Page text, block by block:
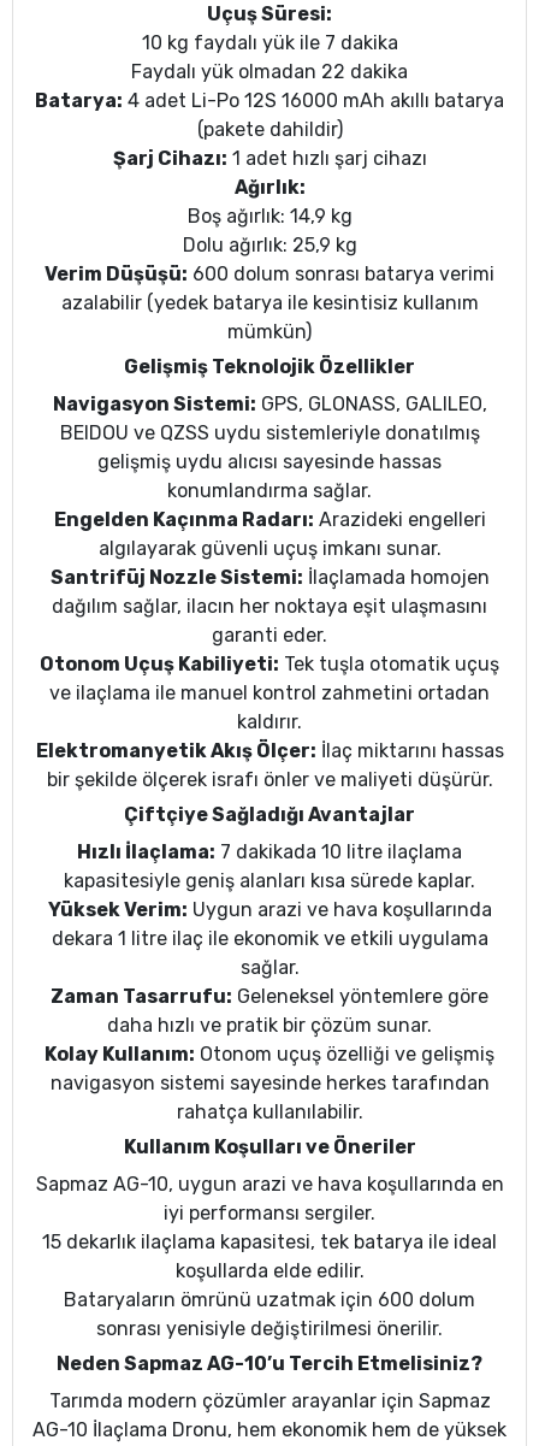
Uçuş Süresi:
10 kg faydalı yük ile 7 dakika
Faydalı yük olmadan 22 dakika
Batarya: 4 adet Li-Po 12S 16000 mAh akıllı batarya
(pakete dahildir)
Şarj Cihazı: 1 adet hızlı şarj cihazı
Ağırlık:
Boş ağırlık: 14,9 kg
Dolu ağırlık: 25,9 kg
Verim Düşüşü: 600 dolum sonrası batarya verimi
azalabilir (yedek batarya ile kesintisiz kullanım
mümkün)
Gelişmiş Teknolojik Özellikler
Navigasyon Sistemi: GPS, GLONASS, GALILEO,
BEIDOU ve QZSS uydu sistemleriyle donatılmış
gelişmiş uydu alıcısı sayesinde hassas
konumlandırma sağlar.
Engelden Kaçınma Radarı: Arazideki engelleri
algılayarak güvenli uçuş imkanı sunar.
Santrifüj Nozzle Sistemi: İlaçlamada homojen
dağılım sağlar, ilacın her noktaya eşit ulaşmasını
garanti eder.
Otonom Uçuş Kabiliyeti: Tek tuşla otomatik uçuş
ve ilaçlama ile manuel kontrol zahmetini ortadan
kaldırır.
Elektromanyetik Akış Ölçer: İlaç miktarını hassas
bir şekilde ölçerek israfı önler ve maliyeti düşürür.
Çiftçiye Sağladığı Avantajlar
Hızlı İlaçlama: 7 dakikada 10 litre ilaçlama
kapasitesiyle geniş alanları kısa sürede kaplar.
Yüksek Verim: Uygun arazi ve hava koşullarında
dekara 1 litre ilaç ile ekonomik ve etkili uygulama
sağlar.
Zaman Tasarrufu: Geleneksel yöntemlere göre
daha hızlı ve pratik bir çözüm sunar.
Kolay Kullanım: Otonom uçuş özelliği ve gelişmiş
navigasyon sistemi sayesinde herkes tarafından
rahatça kullanılabilir.
Kullanım Koşulları ve Öneriler
Sapmaz AG-10, uygun arazi ve hava koşullarında en
iyi performansı sergiler.
15 dekarlık ilaçlama kapasitesi, tek batarya ile ideal
koşullarda elde edilir.
Bataryaların ömrünü uzatmak için 600 dolum
sonrası yenisiyle değiştirilmesi önerilir.
Neden Sapmaz AG-10’u Tercih Etmelisiniz?
Tarımda modern çözümler arayanlar için Sapmaz
AG-10 İlaçlama Dronu, hem ekonomik hem de yüksek